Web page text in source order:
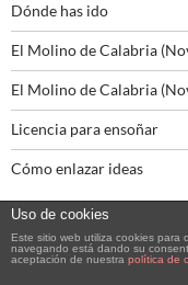
Dónde has ido
El Molino de Calabria
El Molino de Calabria
Licencia para ensoñar
Cómo enlazar ideas
Funciona gracias a WordPress
Uso de cookies
Este sitio web utiliza cookies
navegando está dando su
aceptación de nuestra política de